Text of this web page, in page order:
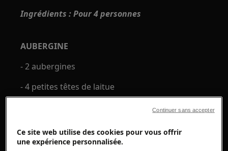
Ingrédients : Pour 4 personnes
AUBERGINE
- 2 aubergines
- 4 petites têtes de laitue
- 2 gousses d'ail (finement hachées)
- 5 brins d'oignon nouveau
- 5 brins de persil plat
Ce site web utilise des cookies pour vous offrir
une expérience personnalisée.
Continuer sans accepter